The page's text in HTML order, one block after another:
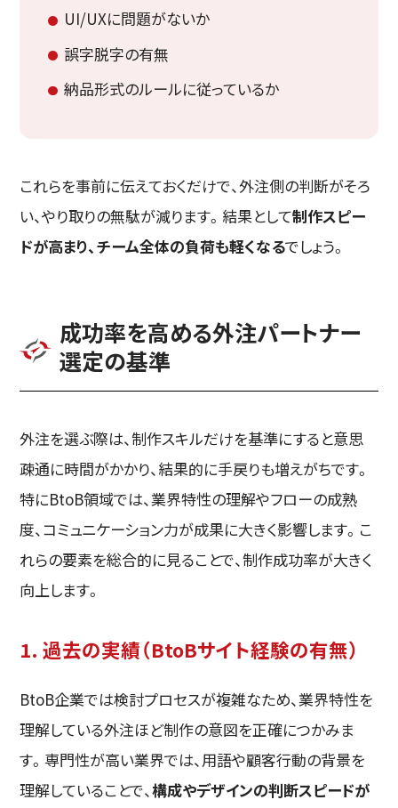
UI/UXに問題がないか
誤字脱字の有無
納品形式のルールに従っているか
これらを事前に伝えておくだけで、外注側の判断がそろ
い、やり取りの無駄が減ります。結果として制作スピー
ドが高まり、チーム全体の負荷も軽くなるでしょう。
成功率を高める外注パートナー
選定の基準
外注を選ぶ際は、制作スキルだけを基準にすると意思
疎通に時間がかかり、結果的に手戻りも増えがちです。
特にBtoB領域では、業界特性の理解やフローの成熟
度、コミュニケーション力が成果に大きく影響します。こ
れらの要素を総合的に見ることで、制作成功率が大きく
向上します。
1. 過去の実績（BtoBサイト経験の有無）
BtoB企業では検討プロセスが複雑なため、業界特性を
理解している外注ほど制作の意図を正確につかみま
す。専門性が高い業界では、用語や顧客行動の背景を
理解していることで、構成やデザインの判断スピードが